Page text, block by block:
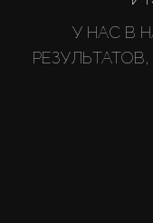
У НАС В